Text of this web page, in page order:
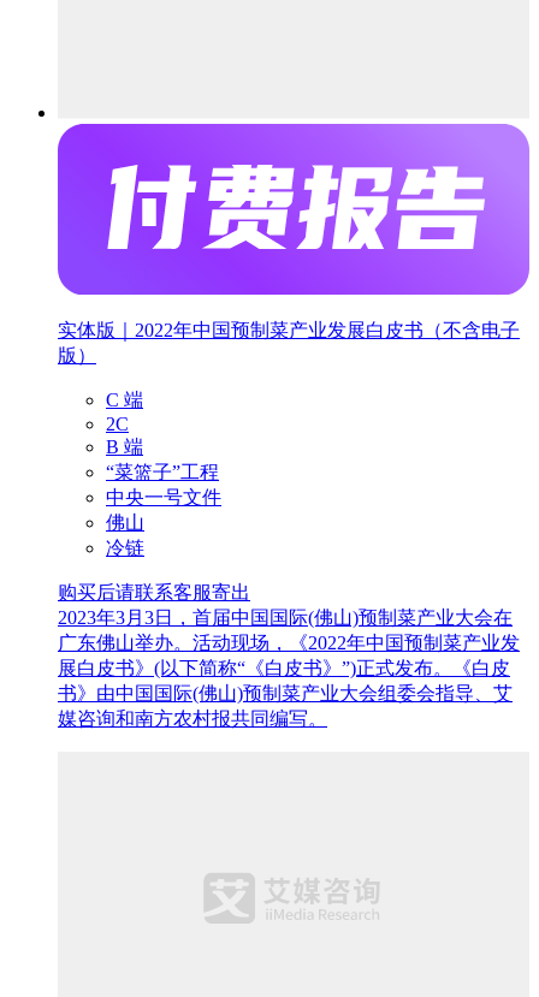
实体版｜2022年中国预制菜产业发展白皮书（不含电子
版）
C 端
2C
B 端
“菜篮子”工程
中央一号文件
佛山
冷链
购买后请联系客服寄出
2023年3月3日，首届中国国际(佛山)预制菜产业大会在
广东佛山举办。活动现场，《2022年中国预制菜产业发
展白皮书》(以下简称“《白皮书》”)正式发布。《白皮
书》由中国国际(佛山)预制菜产业大会组委会指导、艾
媒咨询和南方农村报共同编写。